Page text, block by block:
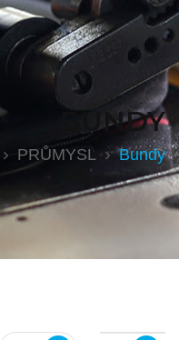
BUNDY
PRŮMYSL Bundy